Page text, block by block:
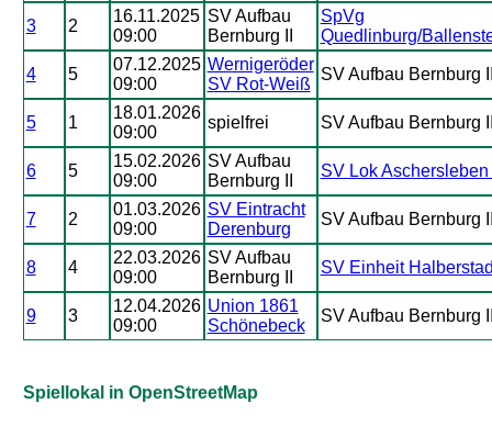
3 2
16.11.2025
09:00
SV Aufbau
Bernburg II
SpVg
Quedlinburg/
4 5
07.12.2025
09:00
Wernigeröder
SV Rot-Weiß
SV Aufbau Bernburg
5 1
18.01.2026
09:00
spielfrei SV Aufbau Bernburg
6 5
15.02.2026
09:00
SV Aufbau
Bernburg II
SV Lok Aschersleben
7 2
01.03.2026
09:00
SV Eintracht
Derenburg
SV Aufbau Bernburg
8 4
22.03.2026
09:00
SV Aufbau
Bernburg II
SV Einheit
9 3
12.04.2026
09:00
Union 1861
Schönebeck
SV Aufbau Bernburg
Spiellokal in OpenStreetMap